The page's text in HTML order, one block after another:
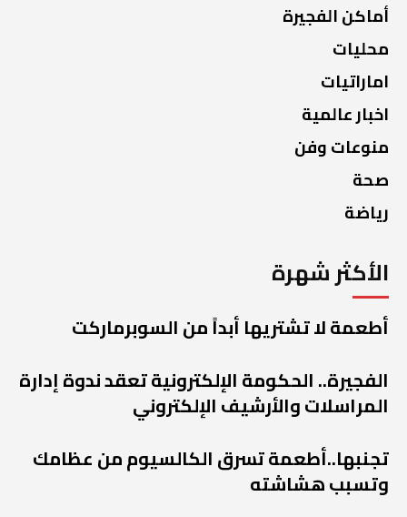
أماكن الفجيرة
محليات
اماراتيات
اخبار عالمية
منوعات وفن
صحة
رياضة
الأكثر شهرة
أطعمة لا تشتريها أبداً من السوبرماركت
الفجيرة.. الحكومة الإلكترونية تعقد ندوة إدارة
المراسلات والأرشيف الإلكتروني
تجنبها..أطعمة تسرق الكالسيوم من عظامك
وتسبب هشاشته